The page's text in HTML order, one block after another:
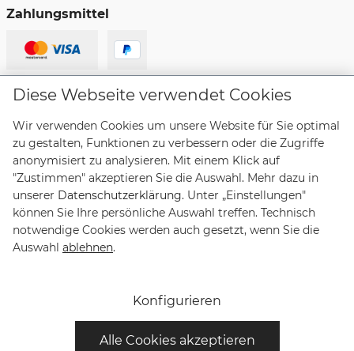
Zahlungsmittel
Lieferanten
Vertrag widerrufen
* Alle Preise inkl. gesetzl. Mehrwertsteuer zzgl.
sind versandkostenfrei, Lieferzeiten für andere Länder
entnehmen Sie bitte der Schaltfläche mit den
Diese Webseite verwendet Cookies
Wir verwenden Cookies um unsere Website für Sie optimal
zu gestalten, Funktionen zu verbessern oder die Zugriffe
anonymisiert zu analysieren. Mit einem Klick auf
"Zustimmen" akzeptieren Sie die Auswahl. Mehr dazu in
unserer Datenschutzerklärung. Unter „Einstellungen"
können Sie Ihre persönliche Auswahl treffen. Technisch
notwendige Cookies werden auch gesetzt, wenn Sie die
Auswahl ablehnen.
Konfigurieren
Alle Cookies akzeptieren